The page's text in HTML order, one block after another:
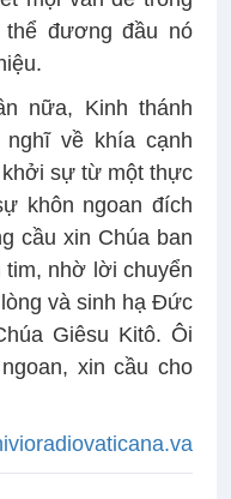
đương đầu nó
nữa, Kinh thánh
về khía cạnh
sự từ một thực
khôn ngoan đích
cầu xin Chúa ban
nhờ lời chuyển
và sinh hạ Ðức
Giêsu Kitô. Ôi
xin cầu cho